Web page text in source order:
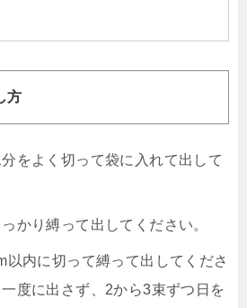
方
をよく切って袋に入れて出して
かり縛って出してください。
以内に切って縛って出してくださ
度に出さず、2から3束ずつ日を